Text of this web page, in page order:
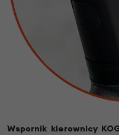
Wspornik kierownicy